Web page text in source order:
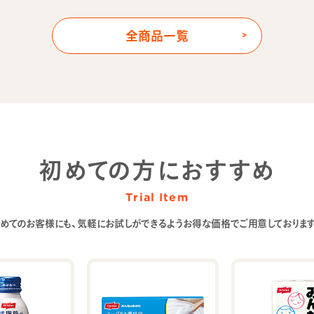
全商品一覧
初めての方におすすめ
Trial Item
てのお客様にも、気軽にお試しができるようお得な価格でご用意しておりま